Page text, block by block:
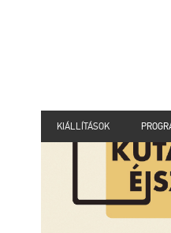
KIÁLLÍTÁSOK